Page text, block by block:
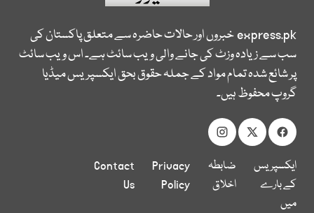
express.pkخبروں اور حالات حاضرہ سے متعلق پاکستان کی
سب سے زیادہ وزٹ کی جانے والی ویب سائٹ ہے۔ اس ویب سائٹ
پر شائع شدہ تمام مواد کے جملہ حقوق بحق ایکسپریس میڈیا
گروپ محفوظ ہیں۔
ایکسپریس
کے بارے
میں
ضابطہ
اخلاق
Privacy
Policy
Contact
Us